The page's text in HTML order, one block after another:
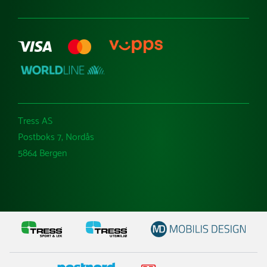
muligheten til å utforske vinterens magi på isen. For en
å bruke riktig beskyttelse og hjelm.
Sikkerhet kommer alltid først når det gjelder
spesielt viktig når barna øver på nye triks og teknikker,
eller kjører i høyere hastighet.
beskyttelsesutstyr – alt til fornuftige priser. Vi tilbyr
skoler, SFO-er og foreninger trygge og morsomme
skateprodukter som inspirerer til aktivitet og lek. Vårt
gjennom et utvalg av kvalitetsprodukter.
Tress AS
Postboks 7, Nordås
5864 Bergen